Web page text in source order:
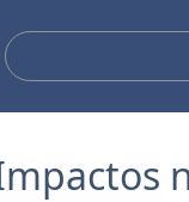
Pesquisar